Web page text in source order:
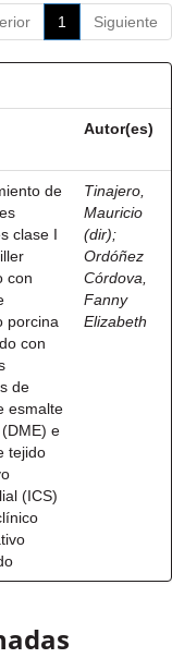
1 Siguiente
Autor(es)
de
clase I
con
porcina
con
de
esmalte
e
tejido
(ICS)
Tinajero,
Mauricio
(dir);
Ordóñez
Córdova,
Fanny
Elizabeth